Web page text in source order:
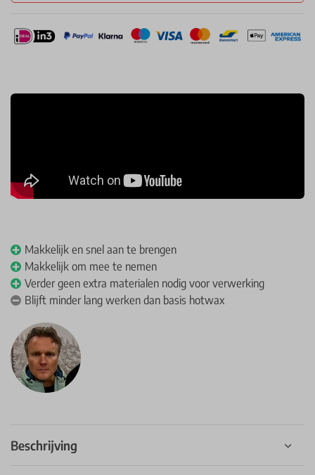
Makkelijk en snel aan te brengen
Makkelijk om mee te nemen
Verder geen extra materialen nodig voor verwerking
Blijft minder lang werken dan basis hotwax
Beschrijving